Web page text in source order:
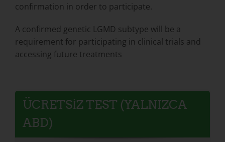
confirmation in order to participate.
A confirmed genetic LGMD subtype will be a
requirement for participating in clinical trials and
accessing future treatments
ÜCRETSIZ TEST (YALNIZCA
ABD)